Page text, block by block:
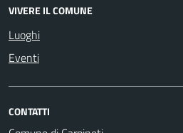
VIVERE IL COMUNE
Luoghi
Eventi
CONTATTI